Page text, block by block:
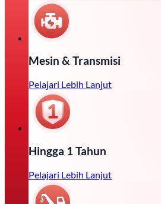
Mesin & Transmisi
Pelajari Lebih Lanjut
Hingga 1 Tahun
Pelajari Lebih Lanjut